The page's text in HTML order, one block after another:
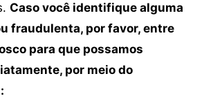
Caso você identifique alguma
fraudulenta, por favor, entre
para que possamos
por meio do